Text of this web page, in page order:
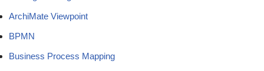
ArchiMate Viewpoint
BPMN
Business Process Mapping